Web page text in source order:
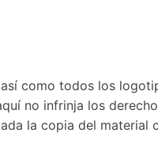
como todos los
no infrinja los
la copia del